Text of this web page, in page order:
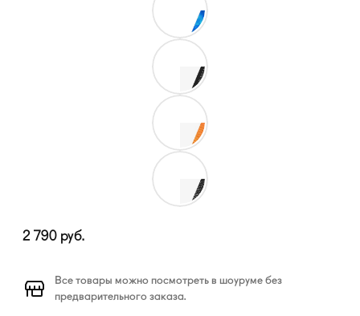
2 790 руб.
Все товары можно посмотреть в шоуруме без
предварительного заказа.